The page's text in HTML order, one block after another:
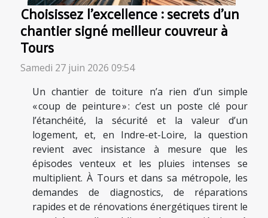
Choisissez l’excellence : secrets d’un
chantier signé meilleur couvreur à
Tours
Samedi 27 juin 2026 09:54
Un chantier de toiture n’a rien d’un simple
« coup de peinture » : c’est un poste clé pour
l’étanchéité, la sécurité et la valeur d’un
logement, et, en Indre-et-Loire, la question
revient avec insistance à mesure que les
épisodes venteux et les pluies intenses se
multiplient. À Tours et dans sa métropole, les
demandes de diagnostics, de réparations
rapides et de rénovations énergétiques tirent le